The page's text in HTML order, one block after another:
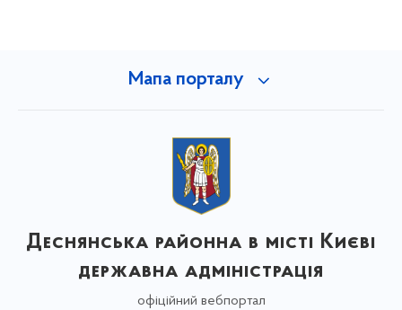
Мапа порталу
Деснянська районна в місті Києві
державна адміністрація
офіційний вебпортал